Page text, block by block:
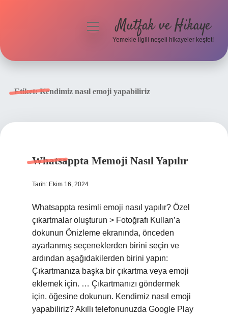
menüyüMutfak ve Hikaye
Yemekle ilgili neşeli hikayeler keşfet!
Etiket:Kendimiz nasıl emoji yapabiliriz
Whatsappta Memoji Nasıl Yapılır
Tarih: Ekim 16, 2024
Whatsappta resimli emoji nasıl yapılır? Özel
çıkartmalar oluşturun > Fotoğrafı Kullan’a
dokunun Önizleme ekranında, önceden
ayarlanmış seçeneklerden birini seçin ve
ardından aşağıdakilerden birini yapın:
Çıkartmanıza başka bir çıkartma veya emoji
eklemek için. … Çıkartmanızı göndermek
için. öğesine dokunun. Kendimiz nasıl emoji
yapabiliriz? Akıllı telefonunuzda Google Play